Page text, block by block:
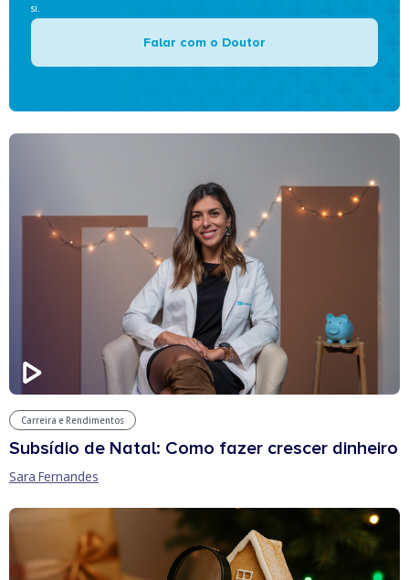
si.
Falar com o Doutor
Carreira e Rendimentos
Subsídio de Natal: Como fazer crescer dinheiro
Sara Fernandes